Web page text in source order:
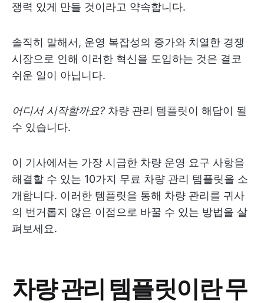
쟁력 있게 만들 것이라고 약속합니다.
솔직히 말해서, 운영 복잡성의 증가와 치열한 경쟁
시장으로 인해 이러한 혁신을 도입하는 것은 결코
쉬운 일이 아닙니다.
어디서 시작할까요? 차량 관리 템플릿이 해답이 될
수 있습니다.
이 기사에서는 가장 시급한 차량 운영 요구 사항을
해결할 수 있는 10가지 무료 차량 관리 템플릿을 소
개합니다. 이러한 템플릿을 통해 차량 관리를 귀사
의 번거롭지 않은 이점으로 바꿀 수 있는 방법을 살
펴보세요.
차량 관리 템플릿이란 무